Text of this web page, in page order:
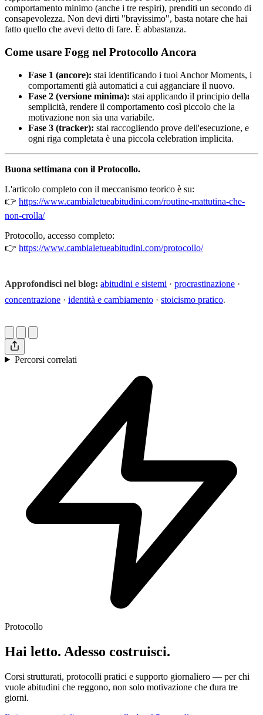
comportamento minimo (anche i tre respiri), prenditi un secondo di
consapevolezza. Non devi dirti "bravissimo", basta notare che hai
fatto quello che avevi detto di fare. È abbastanza.
Come usare Fogg nel Protocollo Ancora
Fase 1 (ancore): stai identificando i tuoi Anchor Moments, i
comportamenti già automatici a cui agganciare il nuovo.
Fase 2 (versione minima): stai applicando il principio della
semplicità, rendere il comportamento così piccolo che la
motivazione non sia una variabile.
Fase 3 (tracker): stai raccogliendo prove dell'esecuzione, e
ogni riga completata è una piccola celebration implicita.
Buona settimana con il Protocollo.
L'articolo completo con il meccanismo teorico è su:
👉 https://www.cambialetueabitudini.com/routine-mattutina-che-
non-crolla/
Protocollo, accesso completo:
👉 https://www.cambialetueabitudini.com/protocollo/
Approfondisci nel blog: abitudini e sistemi · procrastinazione ·
concentrazione · identità e cambiamento · stoicismo pratico.
Percorsi correlati
Protocollo
Hai letto. Adesso costruisci.
Corsi strutturati, protocolli pratici e supporto giornaliero — per chi
vuole abitudini che reggono, non solo motivazione che dura tre
giorni.